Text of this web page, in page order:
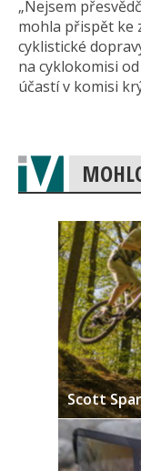
„Nejsem
mohla přispět ke
cyklistické
na cyklokomisi
účastí v komisi
Scott